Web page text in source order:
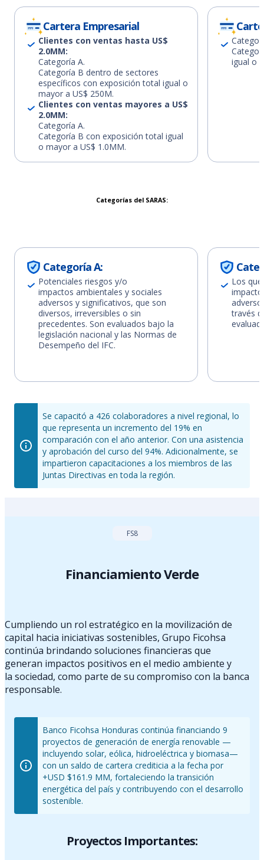
Cartera Empresarial
Clientes con ventas hasta US$
2.0MM:
Categoría A.
Categoría B dentro de sectores
específicos con exposición total igual o
mayor a US$ 250M.
Clientes con ventas mayores a US$
2.0MM:
Categoría A.
Categoría B con exposición total igual
o mayor a US$ 1.0MM.
igual o
Categorías del SARAS:
Categoría A:
Potenciales riesgos y/o
impactos ambientales y sociales
adversos y significativos, que son
diversos, irreversibles o sin
precedentes. Son evaluados bajo la
legislación nacional y las Normas de
Desempeño del IFC.
Los
través
Se capacitó a 426 colaboradores a nivel regional, lo
que representa un incremento del 19% en
comparación con el año anterior. Con una asistencia
y aprobación del curso del 94%. Adicionalmente, se
impartieron capacitaciones a los miembros de las
Juntas Directivas en toda la región.
FS8
Financiamiento Verde
Cumpliendo un rol estratégico en la movilización de
capital hacia iniciativas sostenibles, Grupo Ficohsa
continúa brindando soluciones financieras que
generan impactos positivos en el medio ambiente y
la sociedad, como parte de su compromiso con la banca
responsable.
Banco Ficohsa Honduras continúa financiando 9
proyectos de generación de energía renovable —
incluyendo solar, eólica, hidroeléctrica y biomasa—
con un saldo de cartera crediticia a la fecha por
+USD $161.9 MM, fortaleciendo la transición
energética del país y contribuyendo con el desarrollo
sostenible.
Proyectos Importantes: